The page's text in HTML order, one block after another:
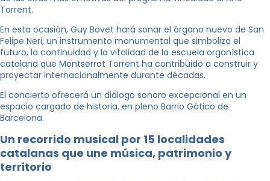
Torrent.
En esta ocasión, Guy Bovet hará sonar el órgano nuevo de San
Felipe Neri, un instrumento monumental que simboliza el
futuro, la continuidad y la vitalidad de la escuela organística
catalana que Montserrat Torrent ha contribuido a construir y
proyectar internacionalmente durante décadas.
El concierto ofrecerá un diálogo sonoro excepcional en un
espacio cargado de historia, en pleno Barrio Gótico de
Barcelona.
Un recorrido musical por 15 localidades
catalanas que une música, patrimonio y
territorio